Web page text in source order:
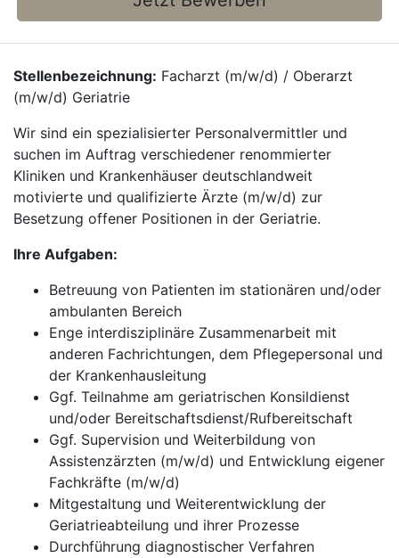
Stellenbezeichnung: Facharzt (m/w/d) / Oberarzt
(m/w/d) Geriatrie
Wir sind ein spezialisierter Personalvermittler und
suchen im Auftrag verschiedener renommierter
Kliniken und Krankenhäuser deutschlandweit
motivierte und qualifizierte Ärzte (m/w/d) zur
Besetzung offener Positionen in der Geriatrie.
Ihre Aufgaben:
Betreuung von Patienten im stationären und/oder
ambulanten Bereich
Enge interdisziplinäre Zusammenarbeit mit
anderen Fachrichtungen, dem Pflegepersonal und
der Krankenhausleitung
Ggf. Teilnahme am geriatrischen Konsildienst
und/oder Bereitschaftsdienst/Rufbereitschaft
Ggf. Supervision und Weiterbildung von
Assistenzärzten (m/w/d) und Entwicklung eigener
Fachkräfte (m/w/d)
Mitgestaltung und Weiterentwicklung der
Geriatrieabteilung und ihrer Prozesse
Durchführung diagnostischer Verfahren